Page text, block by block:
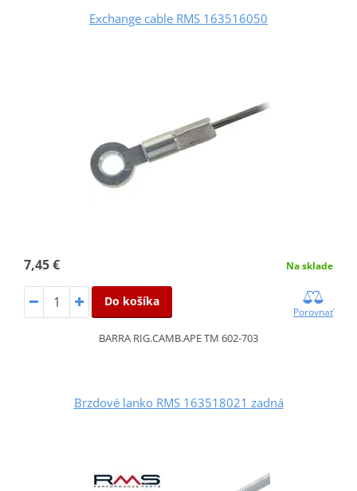
Exchange cable RMS 163516050
7,45 € Na sklade
Do košíka
Porovnať
BARRA RIG.CAMB.APE TM 602-703
Brzdové lanko RMS 163518021 zadná